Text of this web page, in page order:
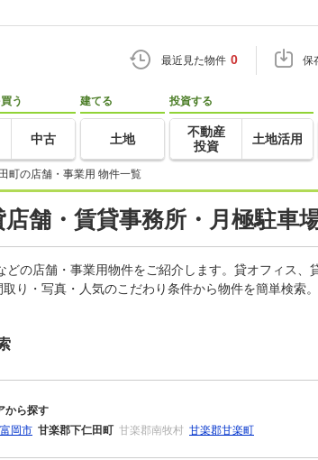
最近見た物件 0 保
う
中古
建てる
土地
投資する
不動産
投資
土地活用
町の店舗・事業用 物件一覧
舗・賃貸事務所・月極駐車
の店舗・事業用物件をご紹介します。貸オフィス、
り・写真・人気のこだわり条件から物件を簡単検索
から探す
富岡市 甘楽郡下仁田町 甘楽郡南牧村 甘楽郡甘楽町